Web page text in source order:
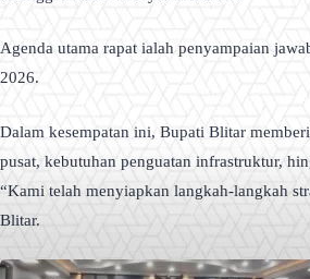
Agenda utama rapat ialah penyampaian
2026.
Dalam kesempatan ini, Bupati Blitar
pusat, kebutuhan penguatan infrastruktur,
“Kami telah menyiapkan langkah-langkah
Blitar.